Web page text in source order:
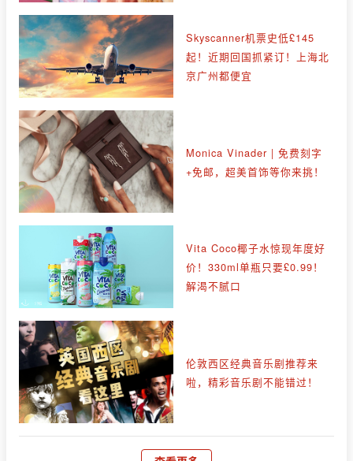
Skyscanner机票史低£145
起！近期回国抓紧订！上海北
京广州都便宜
Monica Vinader | 免费刻字
+免邮，超美首饰等你来挑！
Vita Coco椰子水惊现年度好
价！330ml单瓶只要£0.99！
解渴不腻口
伦敦西区经典音乐剧推荐来
啦，精彩音乐剧不能错过！